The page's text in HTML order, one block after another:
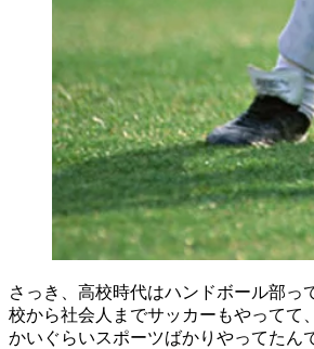
さっき、高校時代はハンドボール部っ
校から社会人までサッカーもやってて
かいぐらいスポーツばかりやってたん